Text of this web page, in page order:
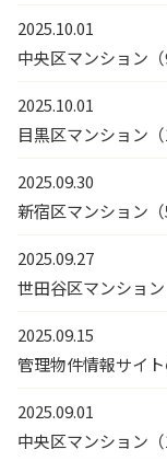
2025.10.01
中央区マンション
2025.10.01
目黒区マンション
2025.09.30
新宿区マンション
2025.09.27
世田谷区マンショ
2025.09.15
管理物件情報サイ
2025.09.01
中央区マンション